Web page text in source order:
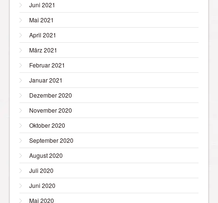
Juni 2021
Mai 2021
April 2021
März 2021
Februar 2021
Januar 2021
Dezember 2020
November 2020
Oktober 2020
September 2020
August 2020
Juli 2020
Juni 2020
Mai 2020